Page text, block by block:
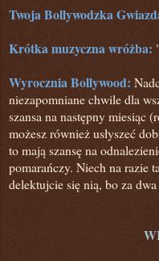
Twoja Bollywodzka
Krótka muzyczna wróżba:
Wyrocznia Bollywood:
niezapomniane chwile dla
szansa na następny miesiąc
możesz również usłyszeć
to mają szansę na
pomarańczy. Niech na razie
delektujcie się nią, bo za